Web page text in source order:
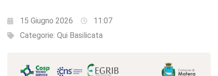
15 Giugno 2026
11:07
Categorie: Qui Basilicata